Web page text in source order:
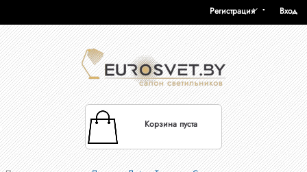
Вход
Регистрация
Корзина пуста